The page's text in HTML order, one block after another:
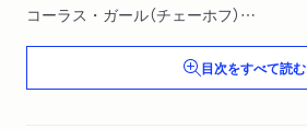
コーラス・ガール（チェーホフ）
異本「アメリカの悲劇」（Ｊ．コリア）
二壜のソース（ダンセイニ）
酒樽（モーパッサン）
目次をすべて読む